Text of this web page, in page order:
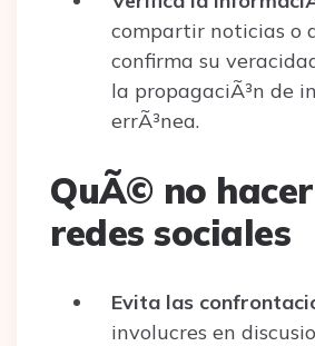
compartir noticias o
confirma su
la propagaciÃ³n de
errÃ³nea.
QuÃ© no
redes sociales
Evita las
involucres en